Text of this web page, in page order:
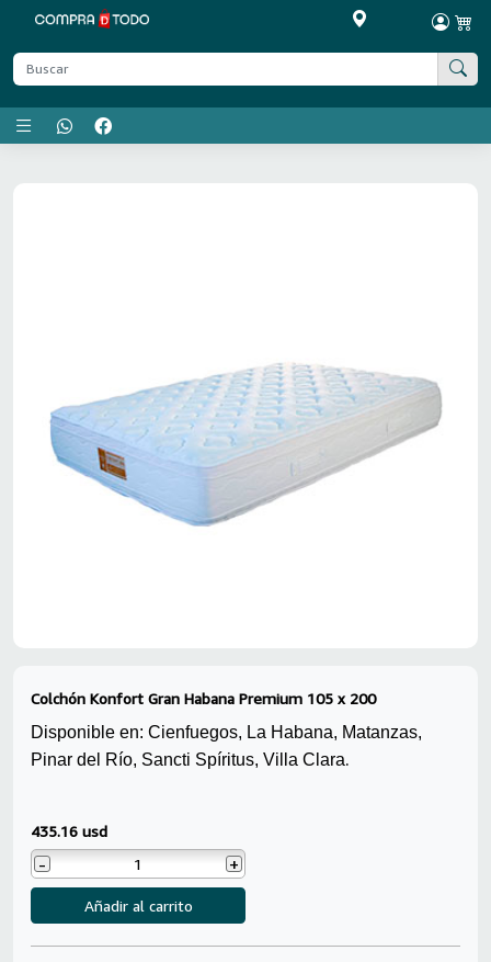
Menú principal
Colchón Konfort Gran Habana Premium 105 x 200
Disponible en: Cienfuegos, La Habana, Matanzas,
Pinar del Río, Sancti Spíritus, Villa Clara.
435.16 usd
- +
Añadir al carrito